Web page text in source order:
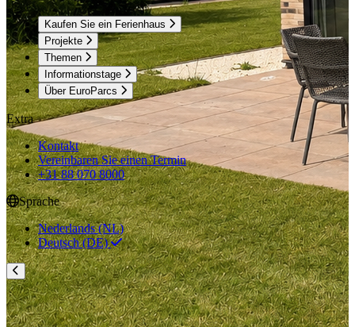
Kaufen Sie ein Ferienhaus
Projekte
Themen
Informationstage
Über EuroParcs
Extra
Kontakt
Vereinbaren Sie einen Termin
+31 88 070 8000
Sprache
Nederlands (NL)
Deutsch (DE)